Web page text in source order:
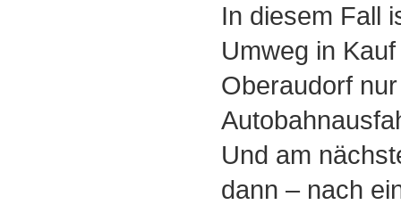
In diesem Fall
Umweg in
Oberaudorf
Und am
dann ‒ nach